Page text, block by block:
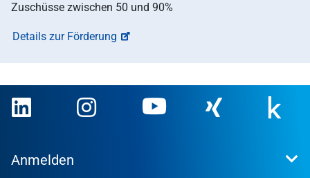
Zuschüsse zwischen 50 und 90%
Details zur Förderung
Anmelden